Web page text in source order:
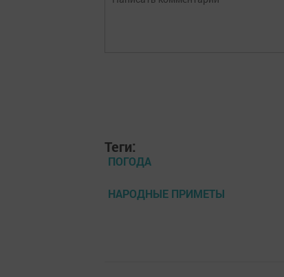
Теги:
ПОГОДА
НАРОДНЫЕ ПРИМЕТЫ